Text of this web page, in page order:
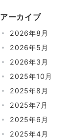
アーカイブ
2026年8月
2026年5月
2026年3月
2025年10月
2025年8月
2025年7月
2025年6月
2025年4月